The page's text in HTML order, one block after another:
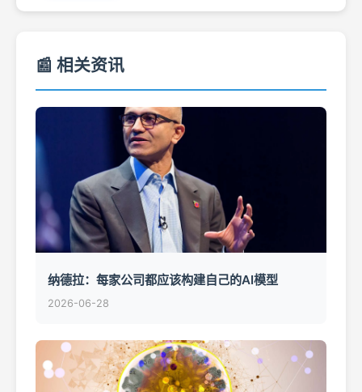
📰 相关资讯
纳德拉：每家公司都应该构建自己的AI模型
2026-06-28